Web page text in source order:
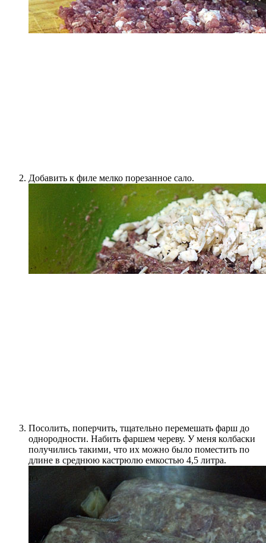
Добавить к филе мелко порезанное сало.
Посолить, поперчить, тщательно перемешать фарш до
однородности. Набить фаршем череву. У меня колбаски
получились такими, что их можно было поместить по
длине в среднюю кастрюлю емкостью 4,5 литра.